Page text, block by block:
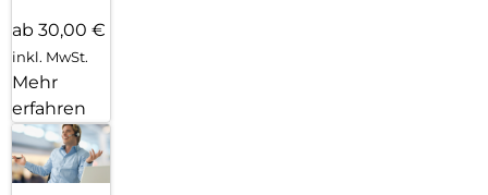
ab 30,00 €
inkl. MwSt.
Mehr
erfahren